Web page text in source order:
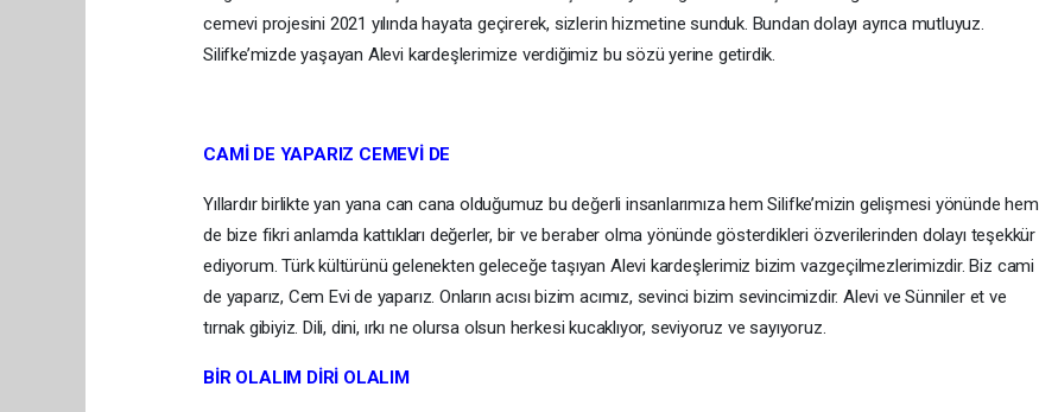
cemevi projesini 2021 yılında hayata geçirerek, sizlerin hizmetine sunduk. Bundan dolayı ayrıca mutluyuz.
Silifke’mizde yaşayan Alevi kardeşlerimize verdiğimiz bu sözü yerine getirdik.
CAMİ DE YAPARIZ CEMEVİ DE
Yıllardır birlikte yan yana can cana olduğumuz bu değerli insanlarımıza hem Silifke’mizin gelişmesi yönünde hem
de bize fikri anlamda kattıkları değerler, bir ve beraber olma yönünde gösterdikleri özverilerinden dolayı teşekkür
ediyorum. Türk kültürünü gelenekten geleceğe taşıyan Alevi kardeşlerimiz bizim vazgeçilmezlerimizdir. Biz cami
de yaparız, Cem Evi de yaparız. Onların acısı bizim acımız, sevinci bizim sevincimizdir. Alevi ve Sünniler et ve
tırnak gibiyiz. Dili, dini, ırkı ne olursa olsun herkesi kucaklıyor, seviyoruz ve sayıyoruz.
BİR OLALIM DİRİ OLALIM